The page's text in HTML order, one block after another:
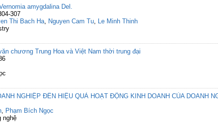
amygdalina Del.
307
Thi Bach Ha, Nguyen Cam Tu, Le Minh Thinh
chương Trung Hoa và Việt Nam thời trung đại
NGHIỆP ĐẾN HIỆU QUẢ HOẠT ĐỘNG KINH DOANH CỦA DOANH
, Phạm Bích Ngọc
nghệ